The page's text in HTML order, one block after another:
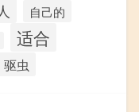
自己的
适合
驱虫